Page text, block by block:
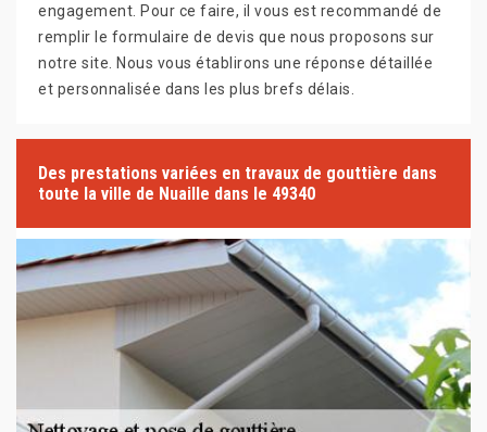
engagement. Pour ce faire, il vous est recommandé de
remplir le formulaire de devis que nous proposons sur
notre site. Nous vous établirons une réponse détaillée
et personnalisée dans les plus brefs délais.
Des prestations variées en travaux de gouttière dans
toute la ville de Nuaille dans le 49340